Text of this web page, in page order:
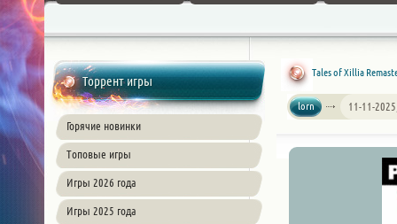
Торрент игры
Горячие новинки
Топовые игры
Игры 2026 года
Игры 2025 года
Tales of Xillia
lorn 11-11-